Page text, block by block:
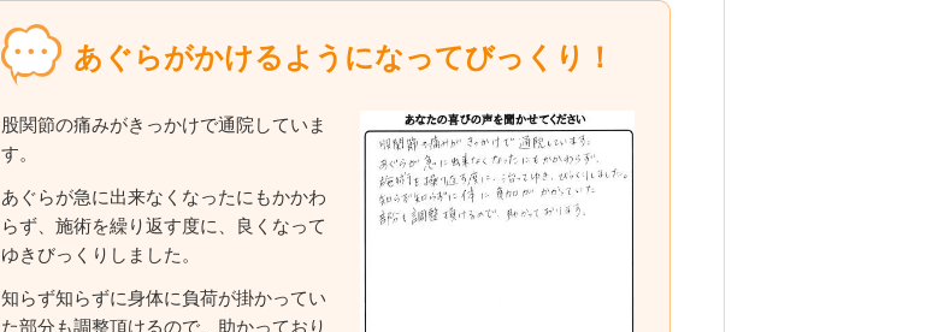
あぐらがかけるようになってびっくり！
股関節の痛みがきっかけで通院していま
す。
あぐらが急に出来なくなったにもかかわ
らず、施術を繰り返す度に、良くなって
ゆきびっくりしました。
知らず知らずに身体に負荷が掛かってい
た部分も調整頂けるので、助かっており